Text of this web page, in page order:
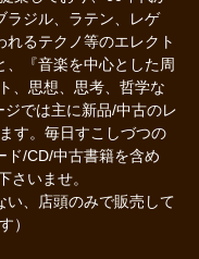
ラジル、ラテン、レゲ
るテクノ等のエレクト
、『音楽を中心とした周
、思想、思考、哲学な
では主に新品/中古のレ
す。毎日すこしづつの
ド/CD/中古書籍を含め
さいませ。
い、店頭のみで販売して
）